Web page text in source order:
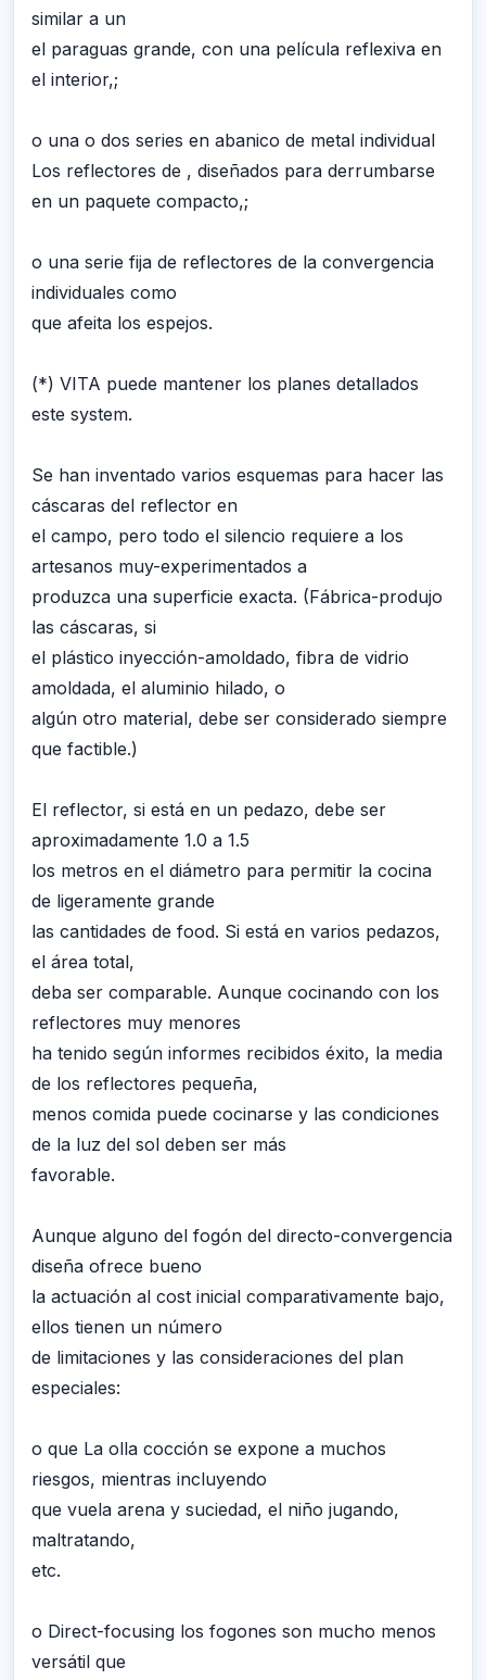
similar a un
el paraguas grande, con una película reflexiva en
el interior,;
o una o dos series en abanico de metal individual
Los reflectores de , diseñados para derrumbarse
en un paquete compacto,;
o una serie fija de reflectores de la convergencia
individuales como
que afeita los espejos.
(*) VITA puede mantener los planes detallados
este system.
Se han inventado varios esquemas para hacer las
cáscaras del reflector en
el campo, pero todo el silencio requiere a los
artesanos muy-experimentados a
produzca una superficie exacta. (Fábrica-produjo
las cáscaras, si
el plástico inyección-amoldado, fibra de vidrio
amoldada, el aluminio hilado, o
algún otro material, debe ser considerado siempre
que factible.)
El reflector, si está en un pedazo, debe ser
aproximadamente 1.0 a 1.5
los metros en el diámetro para permitir la cocina
de ligeramente grande
las cantidades de food. Si está en varios pedazos,
el área total,
deba ser comparable. Aunque cocinando con los
reflectores muy menores
ha tenido según informes recibidos éxito, la media
de los reflectores pequeña,
menos comida puede cocinarse y las condiciones
de la luz del sol deben ser más
favorable.
Aunque alguno del fogón del directo-convergencia
diseña ofrece bueno
la actuación al cost inicial comparativamente bajo,
ellos tienen un número
de limitaciones y las consideraciones del plan
especiales:
o que La olla cocción se expone a muchos
riesgos, mientras incluyendo
que vuela arena y suciedad, el niño jugando,
maltratando,
etc.
o Direct-focusing los fogones son mucho menos
versátil que